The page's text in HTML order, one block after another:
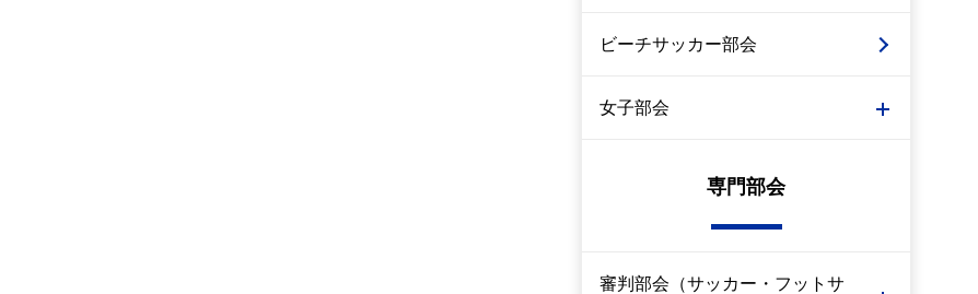
ビーチサッカー部会
女子部会
専門部会
審判部会（サッカー・フットサ